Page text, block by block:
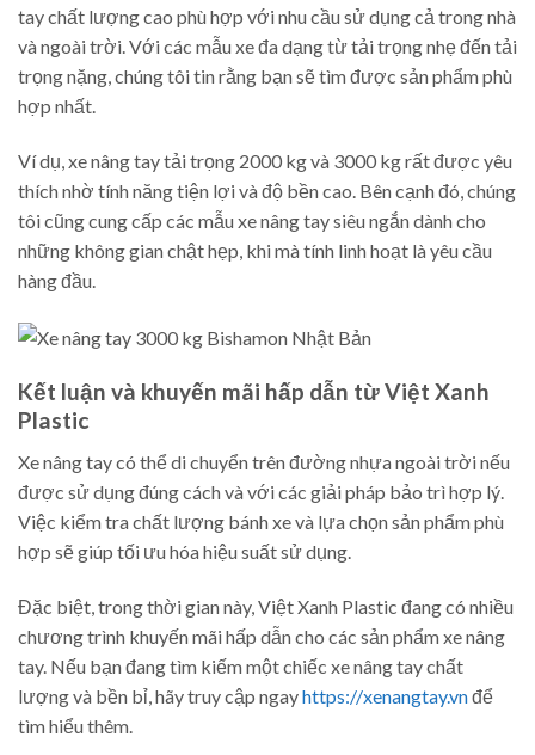
tay chất lượng cao phù hợp với nhu cầu sử dụng cả trong nhà
và ngoài trời. Với các mẫu xe đa dạng từ tải trọng nhẹ đến tải
trọng nặng, chúng tôi tin rằng bạn sẽ tìm được sản phẩm phù
hợp nhất.
Ví dụ, xe nâng tay tải trọng 2000 kg và 3000 kg rất được yêu
thích nhờ tính năng tiện lợi và độ bền cao. Bên cạnh đó, chúng
tôi cũng cung cấp các mẫu xe nâng tay siêu ngắn dành cho
những không gian chật hẹp, khi mà tính linh hoạt là yêu cầu
hàng đầu.
Kết luận và khuyến mãi hấp dẫn từ Việt Xanh
Plastic
Xe nâng tay có thể di chuyển trên đường nhựa ngoài trời nếu
được sử dụng đúng cách và với các giải pháp bảo trì hợp lý.
Việc kiểm tra chất lượng bánh xe và lựa chọn sản phẩm phù
hợp sẽ giúp tối ưu hóa hiệu suất sử dụng.
Đặc biệt, trong thời gian này, Việt Xanh Plastic đang có nhiều
chương trình khuyến mãi hấp dẫn cho các sản phẩm xe nâng
tay. Nếu bạn đang tìm kiếm một chiếc xe nâng tay chất
lượng và bền bỉ, hãy truy cập ngayhttps://xenangtay.vnđể
tìm hiểu thêm.